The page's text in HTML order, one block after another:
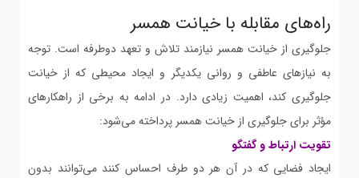
راه‌های مقابله با خیانت همسر
جلوگیری از خیانت همسر نیازمند تلاش و تعهد دوطرفه است. توجه
به نیازهای عاطفی و روانی یکدیگر و ایجاد محیطی که از خیانت
جلوگیری کند، اهمیت زیادی دارد. در ادامه به برخی از راهکارهای
مؤثر برای جلوگیری از خیانت همسر پرداخته می‌شود:
تقویت ارتباط و گفتگو
ایجاد فضایی که در آن هر دو طرف احساس کنند می‌توانند بدون